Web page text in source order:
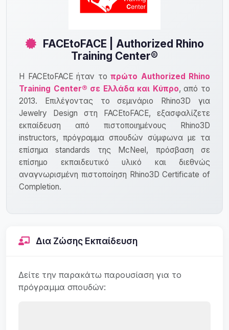
FACEtoFACE | Authorized Rhino
Training Center®
Η FACEtoFACE ήταν το πρώτο Authorized Rhino
Training Center® σε Ελλάδα και Κύπρο, από το
2013. Επιλέγοντας το σεμινάριο Rhino3D για
Jewelry Design στη FACEtoFACE, εξασφαλίζετε
εκπαίδευση από πιστοποιημένους Rhino3D
instructors, πρόγραμμα σπουδών σύμφωνα με τα
επίσημα standards της McNeel, πρόσβαση σε
επίσημο εκπαιδευτικό υλικό και διεθνώς
αναγνωρισμένη πιστοποίηση Rhino3D Certificate of
Completion.
Δια Ζώσης Εκπαίδευση
Δείτε την παρακάτω παρουσίαση για το
πρόγραμμα σπουδών: